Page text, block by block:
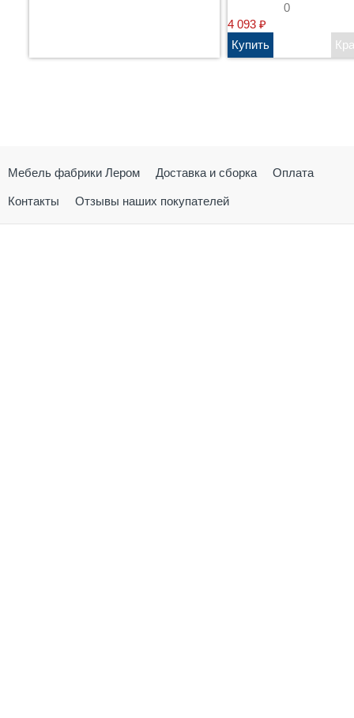
0
4 093 ₽
Мебель фабрики Лером Доставка и сборка Оплата
Контакты Отзывы наших покупателей